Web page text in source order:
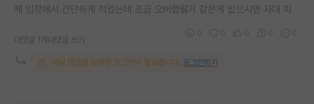
제 입장에서 간단하게 적었는데 조금 오버랩될거 같은게 있으시면 자대 피
대댓글 1개 대댓글 쓰기
해당 댓글을 보려면 로그인이 필요합니다. 로그인하기